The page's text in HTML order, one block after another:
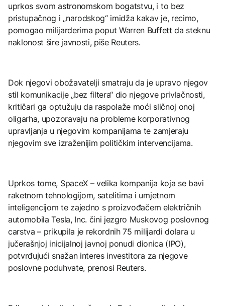
uprkos svom astronomskom bogatstvu, i to bez
pristupačnog i „narodskog“ imidža kakav je, recimo,
pomogao milijarderima poput Warren Buffett da steknu
naklonost šire javnosti, piše Reuters.
Dok njegovi obožavatelji smatraju da je upravo njegov
stil komunikacije „bez filtera“ dio njegove privlačnosti,
kritičari ga optužuju da raspolaže moći sličnoj onoj
oligarha, upozoravaju na probleme korporativnog
upravljanja u njegovim kompanijama te zamjeraju
njegovim sve izraženijim političkim intervencijama.
Uprkos tome, SpaceX – velika kompanija koja se bavi
raketnom tehnologijom, satelitima i umjetnom
inteligencijom te zajedno s proizvođačem električnih
automobila Tesla, Inc. čini jezgro Muskovog poslovnog
carstva – prikupila je rekordnih 75 milijardi dolara u
jučerašnjoj inicijalnoj javnoj ponudi dionica (IPO),
potvrđujući snažan interes investitora za njegove
poslovne poduhvate, prenosi Reuters.